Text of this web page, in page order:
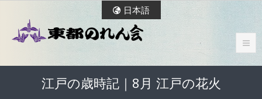
日本語
江戸の歳時記｜8月 江戸の花火